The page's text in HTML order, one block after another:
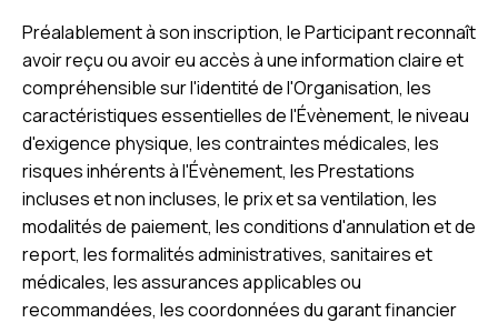
Préalablement à son inscription, le Participant reconnaît
avoir reçu ou avoir eu accès à une information claire et
compréhensible sur l'identité de l'Organisation, les
caractéristiques essentielles de l'Évènement, le niveau
d'exigence physique, les contraintes médicales, les
risques inhérents à l'Évènement, les Prestations
incluses et non incluses, le prix et sa ventilation, les
modalités de paiement, les conditions d'annulation et de
report, les formalités administratives, sanitaires et
médicales, les assurances applicables ou
recommandées, les coordonnées du garant financier